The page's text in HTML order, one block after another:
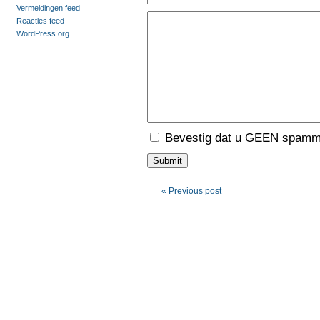
Bevestig dat u GEEN
« Previous post
Vermeldingen feed
Reacties feed
WordPress.org